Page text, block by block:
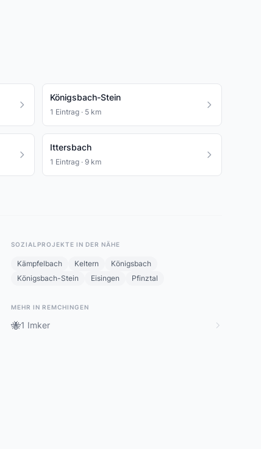
Königsbach-Stein
1 Eintrag · 5 km
Ittersbach
1 Eintrag · 9 km
SOZIALPROJEKTE IN DER NÄHE
Kämpfelbach Keltern
Königsbach
Königsbach-Stein
Eisingen Pfinztal
MEHR IN REMCHINGEN
🐝1 Imker